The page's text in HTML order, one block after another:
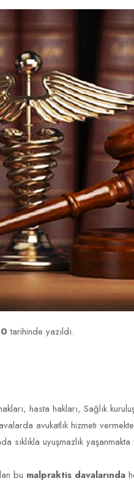
tarihinde yazıldı.
hasta hakları, Sağlık
avukatlık hizmeti
uyuşmazlık yaşanmakta
bu malpraktis davalarında